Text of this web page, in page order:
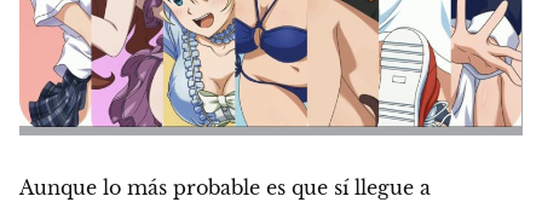
Aunque lo más probable es que sí llegue a